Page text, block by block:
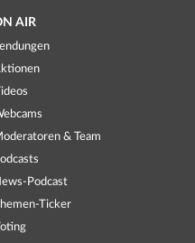
AIR
& Team
Podcast
Ticker